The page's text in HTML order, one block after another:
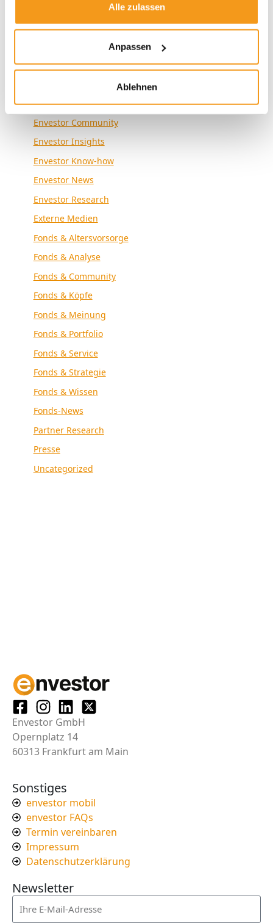
Alle zulassen
Anpassen
Ablehnen
Kategorien
Envestor Academy
Envestor Community
Envestor Insights
Envestor Know-how
Envestor News
Envestor Research
Externe Medien
Fonds & Altersvorsorge
Fonds & Analyse
Fonds & Community
Fonds & Köpfe
Fonds & Meinung
Fonds & Portfolio
Fonds & Service
Fonds & Strategie
Fonds & Wissen
Fonds-News
Partner Research
Presse
Uncategorized
Envestor GmbH
Opernplatz 14
60313 Frankfurt am Main
Sonstiges
envestor mobil
envestor FAQs
Termin vereinbaren
Impressum
Datenschutzerklärung
Newsletter